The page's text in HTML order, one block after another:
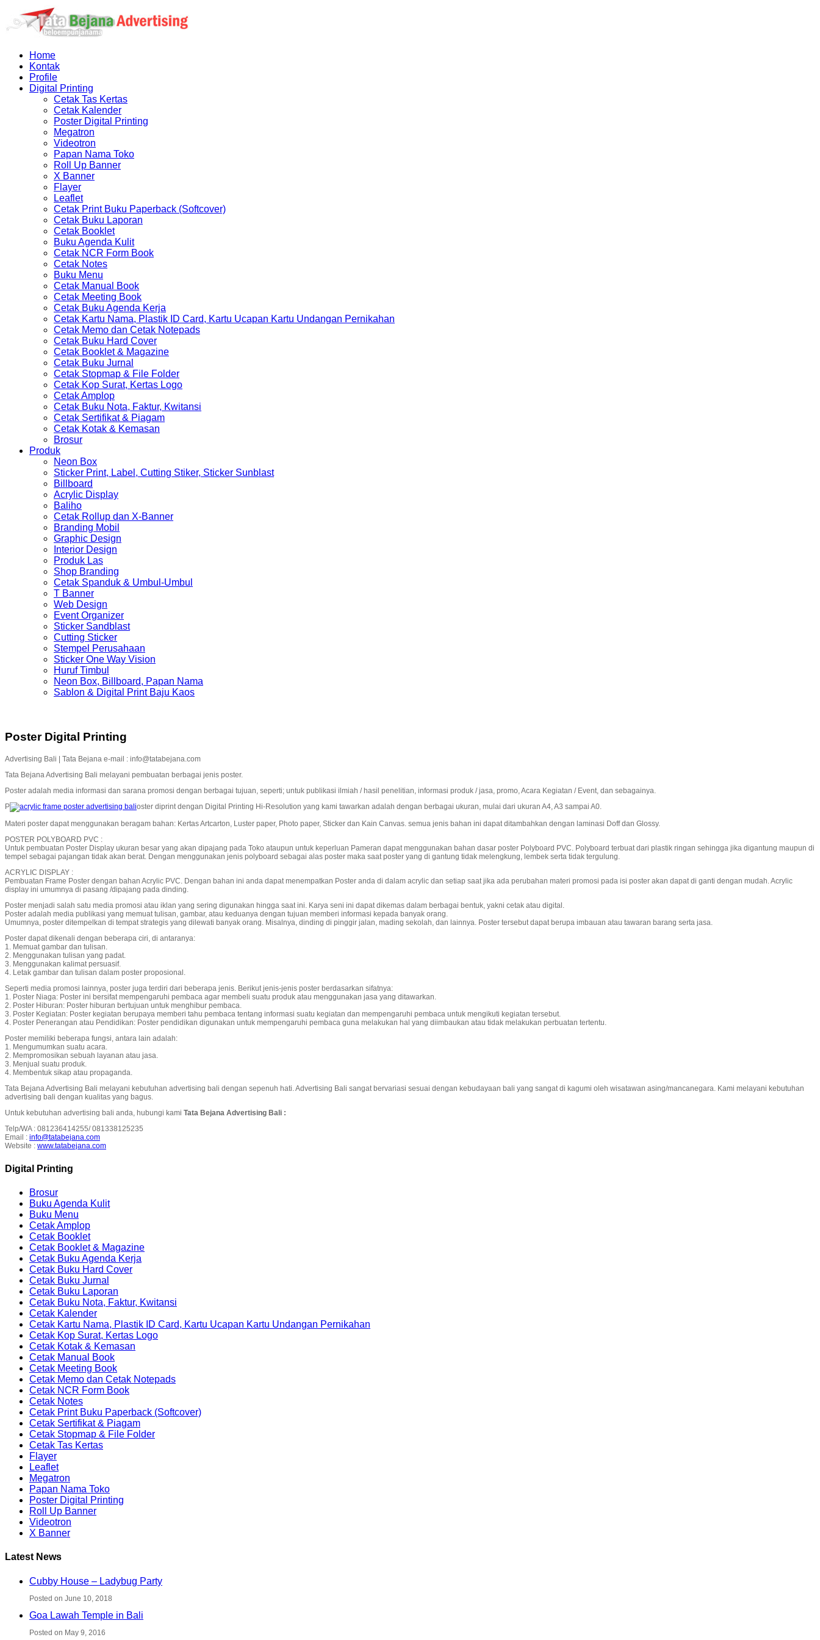
Home
Kontak
Profile
Digital Printing
Cetak Tas Kertas
Cetak Kalender
Poster Digital Printing
Megatron
Videotron
Papan Nama Toko
Roll Up Banner
X Banner
Flayer
Leaflet
Cetak Print Buku Paperback (Softcover)
Cetak Buku Laporan
Cetak Booklet
Buku Agenda Kulit
Cetak NCR Form Book
Cetak Notes
Buku Menu
Cetak Manual Book
Cetak Meeting Book
Cetak Buku Agenda Kerja
Cetak Kartu Nama, Plastik ID Card, Kartu Ucapan Kartu Undangan Pernikahan
Cetak Memo dan Cetak Notepads
Cetak Buku Hard Cover
Cetak Booklet & Magazine
Cetak Buku Jurnal
Cetak Stopmap & File Folder
Cetak Kop Surat, Kertas Logo
Cetak Amplop
Cetak Buku Nota, Faktur, Kwitansi
Cetak Sertifikat & Piagam
Cetak Kotak & Kemasan
Brosur
Produk
Neon Box
Sticker Print, Label, Cutting Stiker, Sticker Sunblast
Billboard
Acrylic Display
Baliho
Cetak Rollup dan X-Banner
Branding Mobil
Graphic Design
Interior Design
Produk Las
Shop Branding
Cetak Spanduk & Umbul-Umbul
T Banner
Web Design
Event Organizer
Sticker Sandblast
Cutting Sticker
Stempel Perusahaan
Sticker One Way Vision
Huruf Timbul
Neon Box, Billboard, Papan Nama
Sablon & Digital Print Baju Kaos
Poster Digital Printing
Advertising Bali | Tata Bejana e-mail : info@tatabejana.com
Tata Bejana Advertising Bali melayani pembuatan berbagai jenis poster.
Poster adalah media informasi dan sarana promosi dengan berbagai tujuan, seperti; untuk publikasi ilmiah / hasil penelitian, informasi produk / jasa, promo, Acara Kegiatan / Event, dan sebagainya.
P
oster diprint dengan Digital Printing Hi-Resolution yang kami tawarkan adalah dengan berbagai ukuran, mulai dari ukuran A4, A3 sampai A0.
Materi poster dapat menggunakan beragam bahan: Kertas Artcarton, Luster paper, Photo paper, Sticker dan Kain Canvas. semua jenis bahan ini dapat ditambahkan dengan laminasi Doff dan Glossy.
POSTER POLYBOARD PVC :
Untuk pembuatan Poster Display ukuran besar yang akan dipajang pada Toko ataupun untuk keperluan Pameran dapat menggunakan bahan dasar poster Polyboard PVC. Polyboard terbuat dari plastik ringan sehingga jika digantung maupun di
tempel sebagai pajangan tidak akan berat. Dengan menggunakan jenis polyboard sebagai alas poster maka saat poster yang di gantung tidak melengkung, lembek serta tidak tergulung.
ACRYLIC DISPLAY :
Pembuatan Frame Poster dengan bahan Acrylic PVC. Dengan bahan ini anda dapat menempatkan Poster anda di dalam acrylic dan setiap saat jika ada perubahan materi promosi pada isi poster akan dapat di ganti dengan mudah. Acrylic
display ini umumnya di pasang /dipajang pada dinding.
Poster menjadi salah satu media promosi atau iklan yang sering digunakan hingga saat ini. Karya seni ini dapat dikemas dalam berbagai bentuk, yakni cetak atau digital.
Poster adalah media publikasi yang memuat tulisan, gambar, atau keduanya dengan tujuan memberi informasi kepada banyak orang.
Umumnya, poster ditempelkan di tempat strategis yang dilewati banyak orang. Misalnya, dinding di pinggir jalan, mading sekolah, dan lainnya. Poster tersebut dapat berupa imbauan atau tawaran barang serta jasa.
Poster dapat dikenali dengan beberapa ciri, di antaranya:
1. Memuat gambar dan tulisan.
2. Menggunakan tulisan yang padat.
3. Menggunakan kalimat persuasif.
4. Letak gambar dan tulisan dalam poster proposional.
Seperti media promosi lainnya, poster juga terdiri dari beberapa jenis. Berikut jenis-jenis poster berdasarkan sifatnya:
1. Poster Niaga: Poster ini bersifat mempengaruhi pembaca agar membeli suatu produk atau menggunakan jasa yang ditawarkan.
2. Poster Hiburan: Poster hiburan bertujuan untuk menghibur pembaca.
3. Poster Kegiatan: Poster kegiatan berupaya memberi tahu pembaca tentang informasi suatu kegiatan dan mempengaruhi pembaca untuk mengikuti kegiatan tersebut.
4. Poster Penerangan atau Pendidikan: Poster pendidikan digunakan untuk mempengaruhi pembaca guna melakukan hal yang diimbaukan atau tidak melakukan perbuatan tertentu.
Poster memiliki beberapa fungsi, antara lain adalah:
1. Mengumumkan suatu acara.
2. Mempromosikan sebuah layanan atau jasa.
3. Menjual suatu produk.
4. Membentuk sikap atau propaganda.
Tata Bejana Advertising Bali melayani kebutuhan advertising bali dengan sepenuh hati. Advertising Bali sangat bervariasi sesuai dengan kebudayaan bali yang sangat di kagumi oleh wisatawan asing/mancanegara. Kami melayani kebutuhan
advertising bali dengan kualitas yang bagus.
Untuk kebutuhan advertising bali anda, hubungi kami Tata Bejana Advertising Bali :
Telp/WA : 081236414255/ 081338125235
Email : info@tatabejana.com
Website : www.tatabejana.com
Digital Printing
Brosur
Buku Agenda Kulit
Buku Menu
Cetak Amplop
Cetak Booklet
Cetak Booklet & Magazine
Cetak Buku Agenda Kerja
Cetak Buku Hard Cover
Cetak Buku Jurnal
Cetak Buku Laporan
Cetak Buku Nota, Faktur, Kwitansi
Cetak Kalender
Cetak Kartu Nama, Plastik ID Card, Kartu Ucapan Kartu Undangan Pernikahan
Cetak Kop Surat, Kertas Logo
Cetak Kotak & Kemasan
Cetak Manual Book
Cetak Meeting Book
Cetak Memo dan Cetak Notepads
Cetak NCR Form Book
Cetak Notes
Cetak Print Buku Paperback (Softcover)
Cetak Sertifikat & Piagam
Cetak Stopmap & File Folder
Cetak Tas Kertas
Flayer
Leaflet
Megatron
Papan Nama Toko
Poster Digital Printing
Roll Up Banner
Videotron
X Banner
Latest News
Cubby House – Ladybug Party
Posted on June 10, 2018
Goa Lawah Temple in Bali
Posted on May 9, 2016